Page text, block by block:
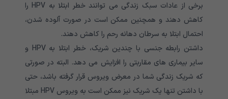
برخی از عادات سبک زندگی می توانند خطر ابتلا به HPV را
کاهش دهند و همچنین ممکن است در صورت آلوده شدن،
احتمال ابتلا به سرطان دهانه رحم را کاهش دهند.
داشتن رابطه جنسی با چندین شریک، خطر ابتلا به HPV و
سایر بیماری های مقاربتی را افزایش می دهد. البته در صورتی
که شریک زندگی شما در معرض ویروس قرار گرفته باشد، حتی
با داشتن تنها یک شریک نیز ممکن است به ویروس HPV مبتلا